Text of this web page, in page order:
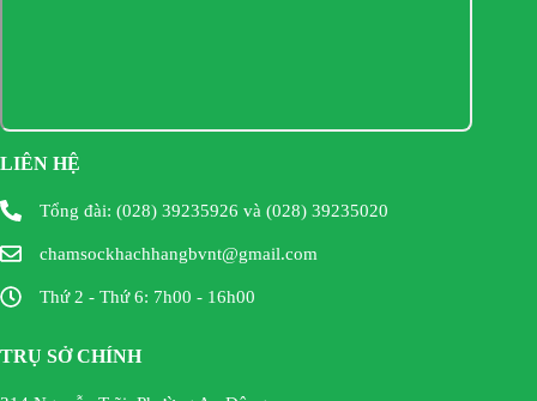
LIÊN HỆ
Tổng đài: (028) 39235926 và (028) 39235020
chamsockhachhangbvnt@gmail.com
Thứ 2 - Thứ 6: 7h00 - 16h00
TRỤ SỞ CHÍNH